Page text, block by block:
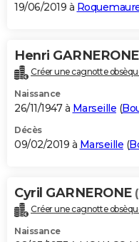
19/06/2019 à
Henri GARNERONE
Créer une cagnotte
Naissance
26/11/1947 à Marseille (
Décès
09/02/2019 à Marseille (
Cyril GARNERONE
Créer une cagnotte
Naissance